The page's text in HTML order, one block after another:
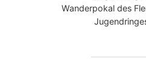
Wanderpokal des